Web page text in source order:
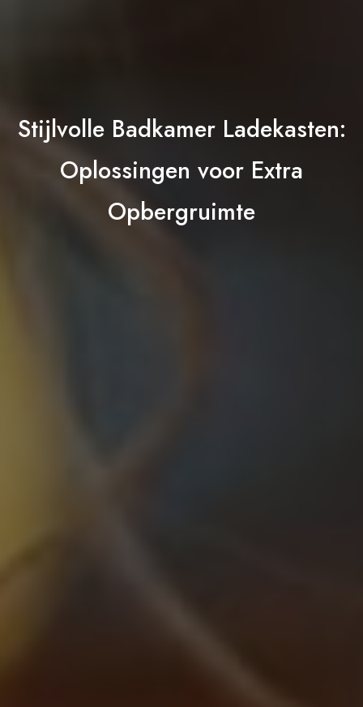
Stijlvolle Badkamer Ladekasten:
Oplossingen voor Extra
Opbergruimte